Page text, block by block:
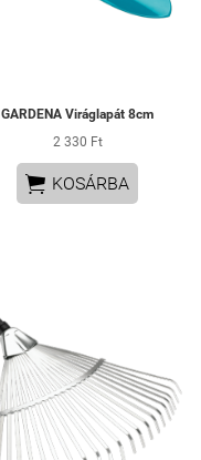
GARDENA Viráglapát 8cm
2 330 Ft
 KOSÁRBA